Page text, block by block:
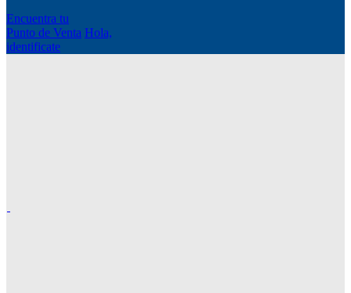
Encuentra tu
Punto de Venta Hola,
identificate